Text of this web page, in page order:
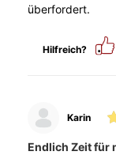
überfordert.
Hilfreich?
Karin
Endlich Zeit für